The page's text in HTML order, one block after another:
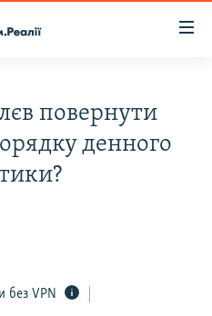
повернути
денного
без VPN